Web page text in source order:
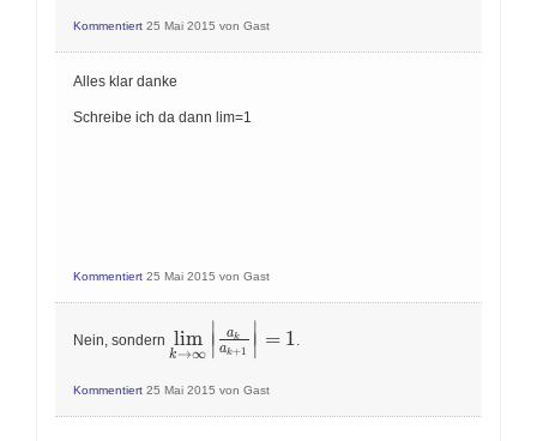
Kommentiert 25 Mai 2015 von Gast
Alles klar danke
Schreibe ich da dann lim=1
Kommentiert 25 Mai 2015 von Gast
Nein, sondern \lim\limits_{k\to\infty}\left|\frac{a_k}
{a_{k+1}}\right|=1
k→∞
lim
∣
∣∣
∣
ak+1
ak
∣
∣∣
∣ = 1.
Kommentiert 25 Mai 2015 von Gast